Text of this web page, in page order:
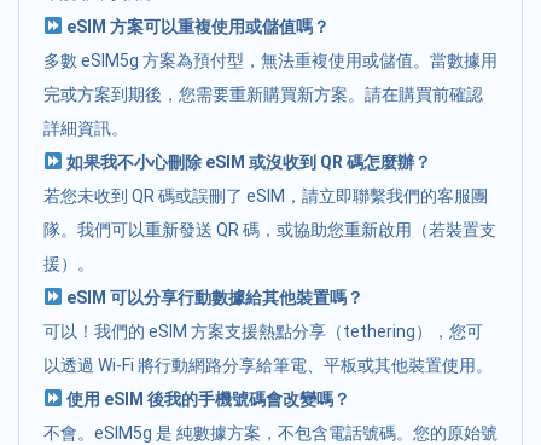
eSIM 方案可以重複使用或儲值嗎？
多數 eSIM5g 方案為預付型，無法重複使用或儲值。當數據用
完或方案到期後，您需要重新購買新方案。請在購買前確認
詳細資訊。
如果我不小心刪除 eSIM 或沒收到 QR 碼怎麼辦？
若您未收到 QR 碼或誤刪了 eSIM，請立即聯繫我們的客服團
隊。我們可以重新發送 QR 碼，或協助您重新啟用（若裝置支
援）。
eSIM 可以分享行動數據給其他裝置嗎？
可以！我們的 eSIM 方案支援熱點分享（tethering），您可
以透過 Wi-Fi 將行動網路分享給筆電、平板或其他裝置使用。
使用 eSIM 後我的手機號碼會改變嗎？
不會。eSIM5g 是 純數據方案，不包含電話號碼。您的原始號